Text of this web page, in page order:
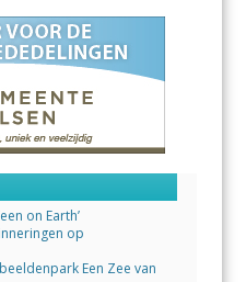
on Earth’
op
Een Zee van